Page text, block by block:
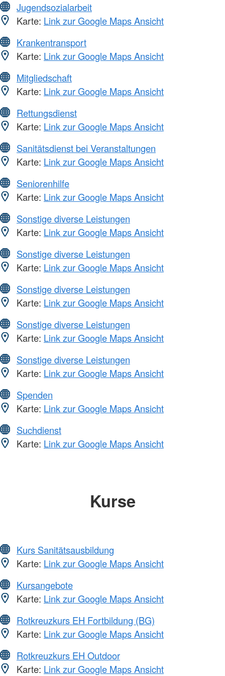
Jugendsozialarbeit
Karte: Link zur Google Maps Ansicht
Krankentransport
Karte: Link zur Google Maps Ansicht
Mitgliedschaft
Karte: Link zur Google Maps Ansicht
Rettungsdienst
Karte: Link zur Google Maps Ansicht
Sanitätsdienst bei Veranstaltungen
Karte: Link zur Google Maps Ansicht
Seniorenhilfe
Karte: Link zur Google Maps Ansicht
Sonstige diverse Leistungen
Karte: Link zur Google Maps Ansicht
Sonstige diverse Leistungen
Karte: Link zur Google Maps Ansicht
Sonstige diverse Leistungen
Karte: Link zur Google Maps Ansicht
Sonstige diverse Leistungen
Karte: Link zur Google Maps Ansicht
Sonstige diverse Leistungen
Karte: Link zur Google Maps Ansicht
Spenden
Karte: Link zur Google Maps Ansicht
Suchdienst
Karte: Link zur Google Maps Ansicht
Kurse
Kurs Sanitätsausbildung
Karte: Link zur Google Maps Ansicht
Kursangebote
Karte: Link zur Google Maps Ansicht
Rotkreuzkurs EH Fortbildung (BG)
Karte: Link zur Google Maps Ansicht
Rotkreuzkurs EH Outdoor
Karte: Link zur Google Maps Ansicht